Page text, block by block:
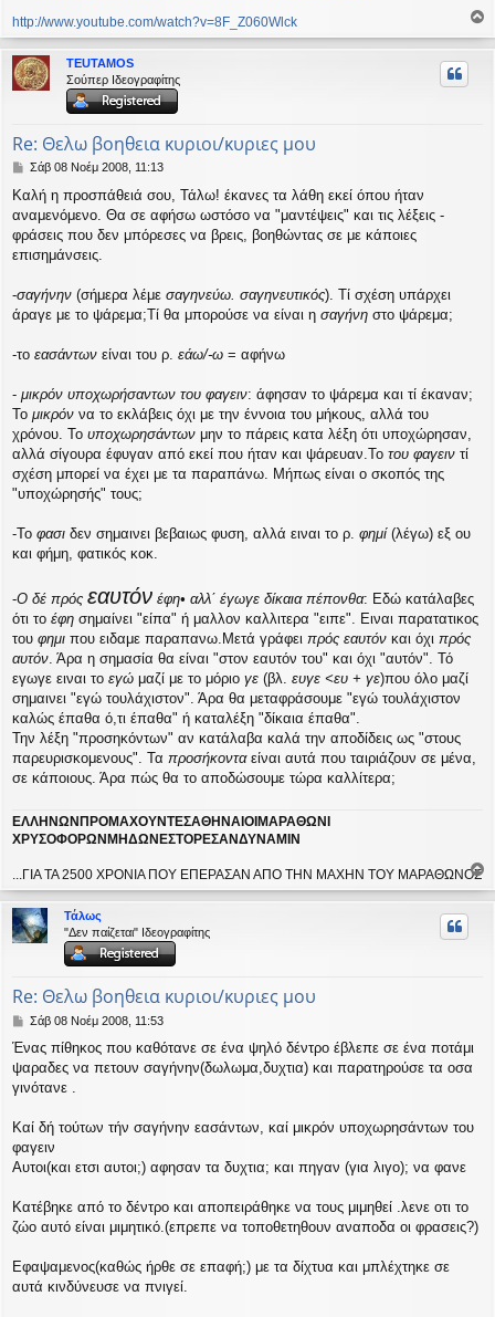
http://www.youtube.com/watch?v=8F_Z060Wlck
ρ
TEUTAMOS
Σούπερ Ιδεογραφίτης
Re: Θελω βοηθεια κυριοι/κυριες μου
Δ
μ
ο
σ
σ
η
Σάβ 08 Νοέμ 2008, 11:13
Καλή η προσπάθειά σου, Τάλω! έκανες τα λάθη εκεί όπου ήταν
αναμενόμενο. Θα σε αφήσω ωστόσο να "μαντέψεις" και τις λέξεις -
φράσεις που δεν μπόρεσες να βρεις, βοηθώντας σε με κάποιες
επισημάνσεις.
-σαγήνην (σήμερα λέμε σαγηνεύω. σαγηνευτικός). Τί σχέση υπάρχει
άραγε με το ψάρεμα;Τί θα μπορούσε να είναι η σαγήνη στο ψάρεμα;
-το εασάντων είναι του ρ. εάω/-ω = αφήνω
- μικρόν υποχωρήσαντων του φαγειν: άφησαν το ψάρεμα και τί έκαναν;
Το μικρόν να το εκλάβεις όχι με την έννοια του μήκους, αλλά του
χρόνου. Το υποχωρησάντων μην το πάρεις κατα λέξη ότι υποχώρησαν,
αλλά σίγουρα έφυγαν από εκεί που ήταν και ψάρευαν.Το του φαγειν τί
σχέση μπορεί να έχει με τα παραπάνω. Μήπως είναι ο σκοπός της
"υποχώρησής" τους;
-Το φασι δεν σημαινει βεβαιως φυση, αλλά ειναι το ρ. φημί(λέγω) εξ ου
και φήμη, φατικός κοκ.
-Ο δέ πρός εαυτόν έφη• αλλ΄ έγωγε δίκαια πέπονθα: Εδώ κατάλαβες
ότι το έφη σημαίνει "είπα" ή μαλλον καλλιτερα "ειπε". Ειναι παρατατικος
του φημι που ειδαμε παραπανω.Μετά γράφει πρός εαυτόν και όχι πρός
αυτόν . Άρα η σημασία θα είναι "στον εαυτόν του" και όχι "αυτόν". Τό
εγωγε ειναι το εγώ μαζί με το μόριο γε (βλ. ευγε <ευ + γε)που όλο μαζί
σημαινει "εγώ τουλάχιστον". Άρα θα μεταφράσουμε "εγώ τουλάχιστον
καλώς έπαθα ό,τι έπαθα" ή καταλέξη "δίκαια έπαθα".
Την λέξη "προσηκόντων" αν κατάλαβα καλά την αποδίδεις ως "στους
παρευρισκομενους". Τα προσήκονταείναι αυτά που ταιριάζουν σε μένα,
σε κάποιους. Άρα πώς θα το αποδώσουμε τώρα καλλίτερα;
ΕΛΛΗΝΩΝΠΡΟΜΑΧΟΥΝΤΕΣΑΘΗΝΑΙΟΙΜΑΡΑΘΩΝΙ
ΧΡΥΣΟΦΟΡΩΝΜΗΔΩΝΕΣΤΟΡΕΣΑΝΔΥΝΑΜΙΝ
...ΓΙΑ ΤΑ 2500 ΧΡΟΝΙΑ ΠΟΥ ΕΠΕΡΑΣΑΝ ΑΠΟ ΤΗΝ ΜΑΧΗΝ ΤΟΥ ΜΑΡΑΘΩΝΟΣ
ο
ρ
Τάλως
"Δεν παίζεται" Ιδεογραφίτης
Re: Θελω βοηθεια κυριοι/κυριες μου
Δ
μ
ο
σ
υ
σ
η
Σάβ 08 Νοέμ 2008, 11:53
Ένας πίθηκος που καθότανε σε ένα ψηλό δέντρο έβλεπε σε ένα ποτάμι
ψαραδες να πετουν σαγήνην(δωλωμα,δυχτια) και παρατηρούσε τα οσα
γινότανε .
Καί δή τούτων τήν σαγήνην εασάντων, καί μικρόν υποχωρησάντων του
φαγειν
Αυτοι(και ετσι αυτοι;) αφησαν τα δυχτια; και πηγαν (για λιγο); να φανε
Κατέβηκε από το δέντρο και αποπειράθηκε να τους μιμηθεί .λενε οτι το
ζώο αυτό είναι μιμητικό.(επρεπε να τοποθετηθουν αναποδα οι φρασεις?)
Εφαψαμενος(καθώς ήρθε σε επαφή;) με τα δίχτυα και μπλέχτηκε σε
αυτά κινδύνευσε να πνιγεί.